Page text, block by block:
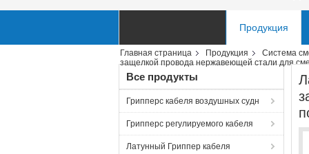
Продукция
Отправить запрос
Главная страница Продукция Система
защелкой провода нержавеющей стали для
Все продукты
Грипперс кабеля воздушных судн
Грипперс регулируемого кабеля
Латунный Гриппер кабеля